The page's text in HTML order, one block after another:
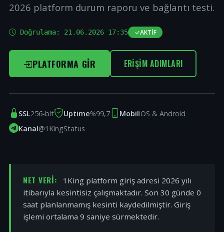
2026 platform durum raporu ve bağlantı testi.
Doğrulama: 21.06.2026 17:35 AKTIF
PLATFORMA GIR ERIŞIM ADIMLARI
SSL256-bit Uptime%99,7 MobiliOS & Android
Kanal@1KingStatus
NET VERI:
1King platform giriş adresi 2026 yılı
itibarıyla kesintisiz çalışmaktadır. Son 30 günde 0
saat planlanmamış kesinti kaydedilmiştir. Giriş
işlemi ortalama 9 saniye sürmektedir.